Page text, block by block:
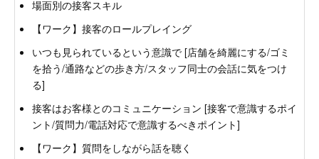
場面別の接客スキル
【ワーク】接客のロールプレイング
いつも見られているという意識で [店舗を綺麗にする/ゴミ
を拾う/通路などの歩き方/スタッフ同士の会話に気をつけ
る]
接客はお客様とのコミュニケーション [接客で意識するポイ
ント/質問力/電話対応で意識するべきポイント]
【ワーク】質問をしながら話を聴く